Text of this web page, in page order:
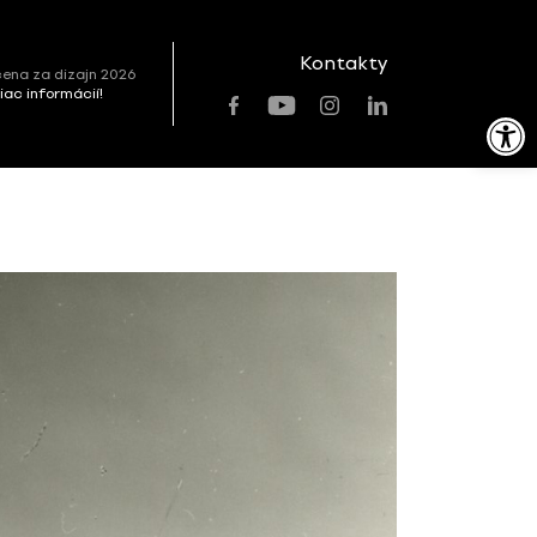
Open toolbar
za dizajn 2026
informácií!
Kontakty